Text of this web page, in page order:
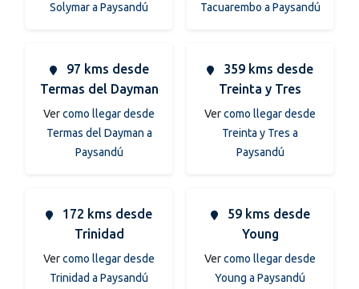
Solymar a Paysandú
Tacuarembo a Paysandú
97 kms desde
Termas del Dayman
Vercomo llegar desde
Termas del Dayman a
Paysandú
359 kms desde
Treinta y Tres
Vercomo llegar desde
Treinta y Tres a
Paysandú
172 kms desde
Trinidad
Vercomo llegar desde
Trinidad a Paysandú
59 kms desde
Young
Vercomo llegar desde
Young a Paysandú